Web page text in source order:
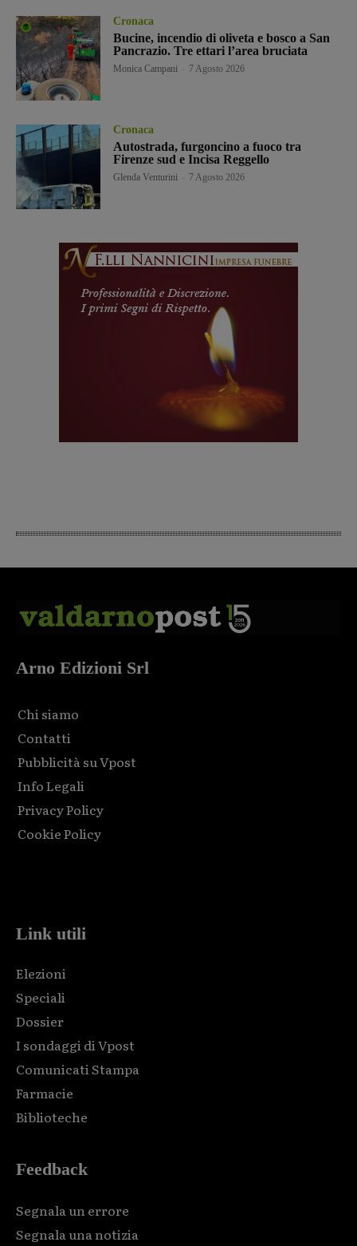
Cronaca
Bucine, incendio di oliveta e bosco a San
Pancrazio. Tre ettari l’area bruciata
Monica Campani 7 Agosto 2026
Cronaca
Autostrada, furgoncino a fuoco tra
Firenze sud e Incisa Reggello
Glenda Venturini 7 Agosto 2026
Arno Edizioni Srl
Chi siamo
Contatti
Pubblicità su Vpost
Info Legali
Privacy Policy
Cookie Policy
Link utili
Elezioni
Speciali
Dossier
I sondaggi di Vpost
Comunicati Stampa
Farmacie
Biblioteche
Feedback
Segnala un errore
Segnala una notizia